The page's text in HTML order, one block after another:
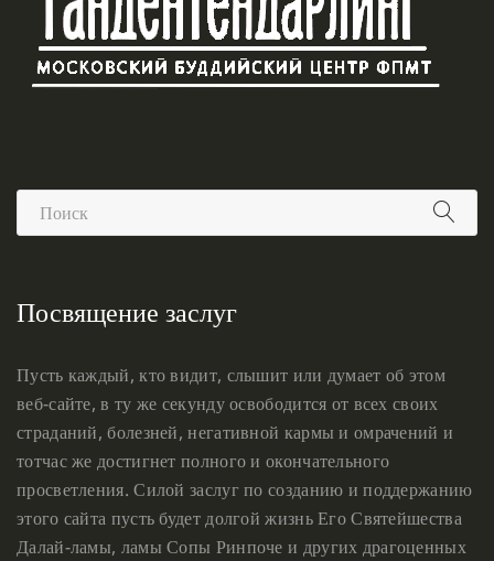
Посвящение заслуг
Пусть каждый, кто видит, слышит или думает об этом
веб-сайте, в ту же секунду освободится от всех своих
страданий, болезней, негативной кармы и омрачений и
тотчас же достигнет полного и окончательного
просветления. Силой заслуг по созданию и поддержанию
этого сайта пусть будет долгой жизнь Его Святейшества
Далай-ламы, ламы Сопы Ринпоче и других драгоценных